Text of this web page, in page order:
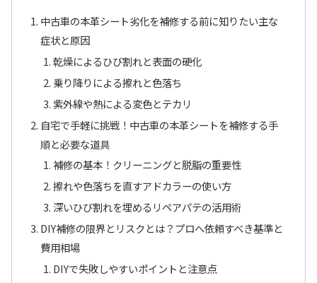
中古車の本革シート劣化を補修する前に知りたい主な
症状と原因
乾燥によるひび割れと表面の硬化
乗り降りによる擦れと色落ち
紫外線や熱による変色とテカリ
自宅で手軽に挑戦！中古車の本革シートを補修する手
順と必要な道具
補修の基本！クリーニングと脱脂の重要性
擦れや色落ちを直すアドカラーの使い方
深いひび割れを埋めるリペアパテの活用術
DIY補修の限界とリスクとは？プロへ依頼すべき基準と
費用相場
DIYで失敗しやすいポイントと注意点